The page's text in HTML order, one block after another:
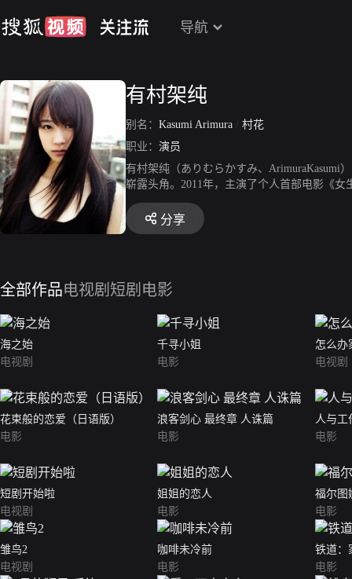
导航
有村架纯
别名： Kasumi Arimura / 村花
职业： 演员
有村架纯（ありむらかすみ、ArimuraKasumi
崭露头角。2011年，主演了个人首部电影《
0日，其主演的个人首部电视剧《潜入海底》
主角；同年，她还凭借电影《夏美的萤火虫》
佳新人奖。2017年开始，相继主演爱情片《
分享
全部作品电视剧 短剧 电影
海之始
电视剧
千寻小姐
电影
怎么办
电视剧
花束般的恋爱（日语版）
电影
浪客剑心 最终章 人诛篇
电影
人与工
电影
短剧开始啦
电视剧
姐姐的恋人
电影
福尔图
电影
雏鸟2
电视剧
咖啡未冷前
电影
铁道：
电影